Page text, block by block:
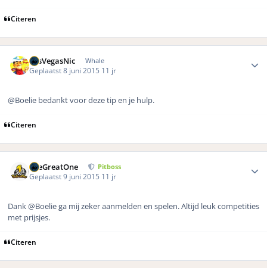
Citeren
LasVegasNic Whale
Geplaatst8 juni 2015 11 jr
@Boelie bedankt voor deze tip en je hulp.
Citeren
TheGreatOne Pitboss
Geplaatst9 juni 2015 11 jr
Dank @Boelie ga mij zeker aanmelden en spelen. Altijd leuk competities
met prijsjes.
Citeren